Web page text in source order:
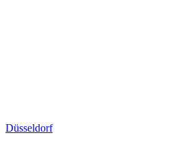
Düsseldorf